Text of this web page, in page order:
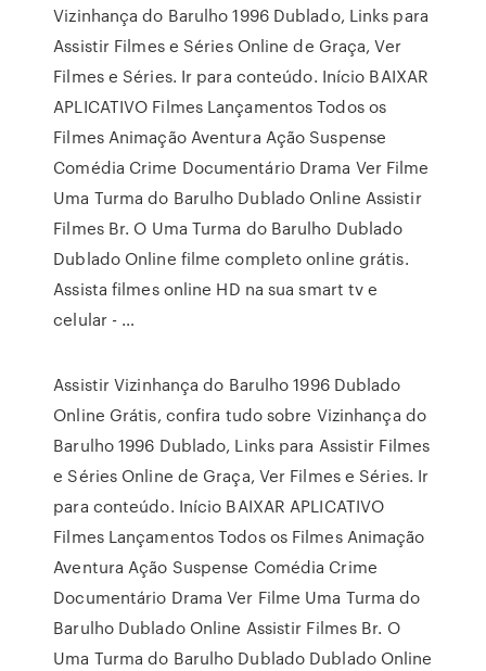
Vizinhança do Barulho 1996 Dublado, Links para
Assistir Filmes e Séries Online de Graça, Ver
Filmes e Séries. Ir para conteúdo. Início BAIXAR
APLICATIVO Filmes Lançamentos Todos os
Filmes Animação Aventura Ação Suspense
Comédia Crime Documentário Drama Ver Filme
Uma Turma do Barulho Dublado Online Assistir
Filmes Br. O Uma Turma do Barulho Dublado
Dublado Online filme completo online grátis.
Assista filmes online HD na sua smart tv e
celular - …
Assistir Vizinhança do Barulho 1996 Dublado
Online Grátis, confira tudo sobre Vizinhança do
Barulho 1996 Dublado, Links para Assistir Filmes
e Séries Online de Graça, Ver Filmes e Séries. Ir
para conteúdo. Início BAIXAR APLICATIVO
Filmes Lançamentos Todos os Filmes Animação
Aventura Ação Suspense Comédia Crime
Documentário Drama Ver Filme Uma Turma do
Barulho Dublado Online Assistir Filmes Br. O
Uma Turma do Barulho Dublado Dublado Online